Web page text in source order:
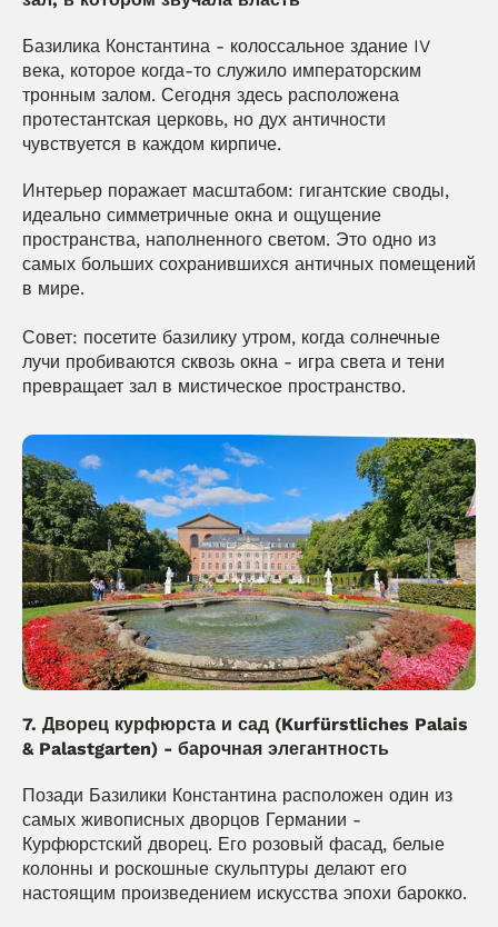
Базилика Константина - колоссальное здание IV
века, которое когда-то служило императорским
тронным залом. Сегодня здесь расположена
протестантская церковь, но дух античности
чувствуется в каждом кирпиче.
Интерьер поражает масштабом: гигантские своды,
идеально симметричные окна и ощущение
пространства, наполненного светом. Это одно из
самых больших сохранившихся античных помещений
в мире.
Совет: посетите базилику утром, когда солнечные
лучи пробиваются сквозь окна - игра света и тени
превращает зал в мистическое пространство.
7. Дворец курфюрста и сад (Kurfürstliches Palais
& Palastgarten) - барочная элегантность
Позади Базилики Константина расположен один из
самых живописных дворцов Германии -
Курфюрстский дворец. Его розовый фасад, белые
колонны и роскошные скульптуры делают его
настоящим произведением искусства эпохи барокко.